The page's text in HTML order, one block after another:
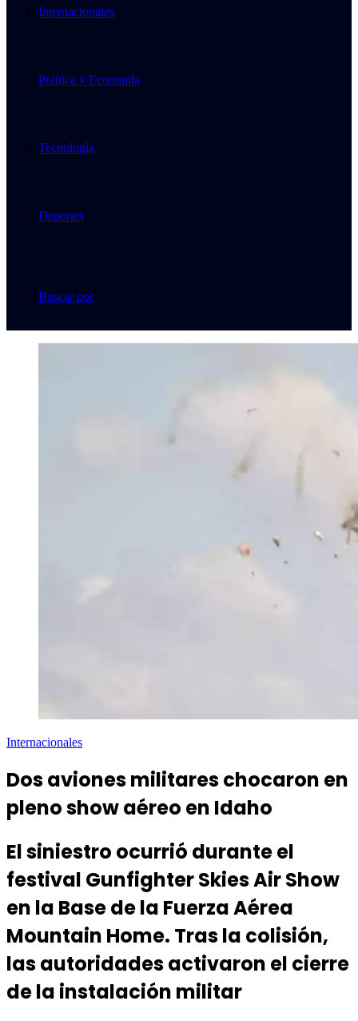
Internacionales
Política y Economía
Tecnología
Deportes
Buscar por
Internacionales
Dos aviones militares chocaron en
pleno show aéreo en Idaho
El siniestro ocurrió durante el
festival Gunfighter Skies Air Show
en la Base de la Fuerza Aérea
Mountain Home. Tras la colisión,
las autoridades activaron el cierre
de la instalación militar